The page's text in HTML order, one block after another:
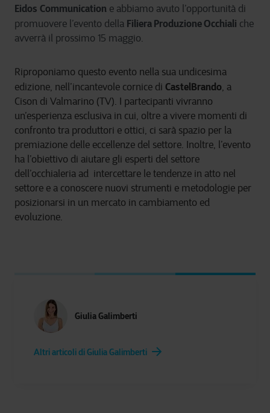
Eidos Communication e abbiamo avuto l’opportunità di
promuovere l’evento della Filiera Produzione Occhiali che
avverrà il prossimo 15 maggio.
Riproponiamo questo evento nella sua undicesima
edizione, nell’incantevole cornice di CastelBrando, a
Cison di Valmarino (TV). I partecipanti vivranno
un’esperienza esclusiva in cui, oltre a vivere momenti di
confronto tra produttori e ottici, ci sarà spazio per la
premiazione delle eccellenze del settore. Inoltre, l’evento
ha l’obiettivo di aiutare gli esperti del settore
dell’occhialeria ad intercettare le tendenze in atto nel
settore e a conoscere nuovi strumenti e metodologie per
posizionarsi in un mercato in cambiamento ed
evoluzione.
Giulia Galimberti
Altri articoli di Giulia Galimberti